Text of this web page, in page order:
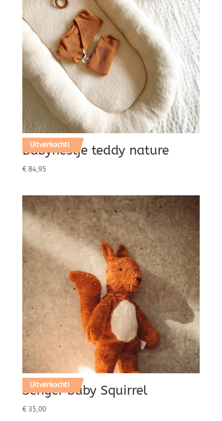
Uitverkocht!
Babynestje teddy nature
€84,95
Uitverkocht!
Senger baby Squirrel
€35,00